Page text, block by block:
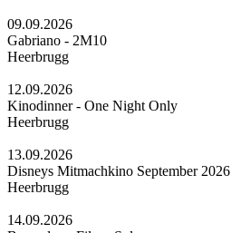
09.09.2026
Gabriano - 2M10
Heerbrugg
12.09.2026
Kinodinner - One Night Only
Heerbrugg
13.09.2026
Disneys Mitmachkino September 2026
Heerbrugg
14.09.2026